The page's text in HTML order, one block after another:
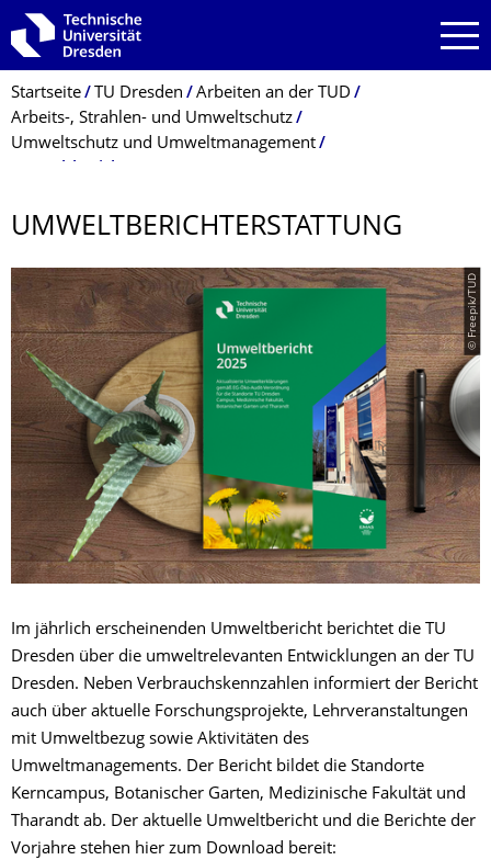
Zur Hauptnavigation springen
Zur Suche springen
Zum Inhalt springen
Breadcrumb-Menü
Startseite TU Dresden
Arbeiten an der TUD
Arbeits-, Strahlen- und Umweltschutz
Umweltschutz und Umweltmanagement
UMWELTBERICHT­ERSTATTUNG
© Freepik/TUD
Im jährlich erscheinenden Umweltbericht berichtet die TU
Dresden über die umweltrelevanten Entwicklungen an der TU
Dresden. Neben Verbrauchskennzahlen informiert der Bericht
auch über aktuelle Forschungsprojekte, Lehrveranstaltungen
mit Umweltbezug sowie Aktivitäten des
Umweltmanagements. Der Bericht bildet die Standorte
Kerncampus, Botanischer Garten, Medizinische Fakultät und
Tharandt ab. Der aktuelle Umweltbericht und die Berichte der
Vorjahre stehen hier zum Download bereit: